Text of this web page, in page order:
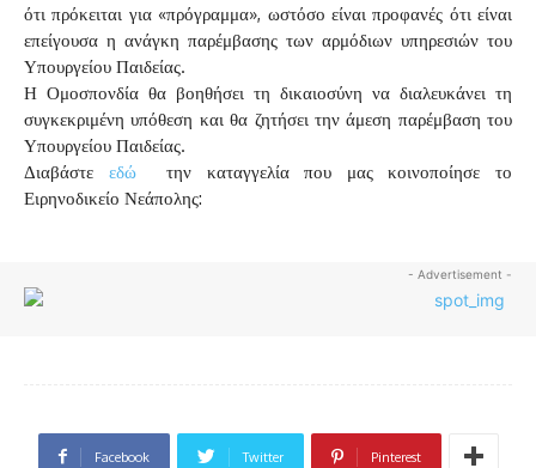
ότι πρόκειται για «πρόγραμμα», ωστόσο είναι προφανές ότι είναι
επείγουσα η ανάγκη παρέμβασης των αρμόδιων υπηρεσιών του
Υπουργείου Παιδείας.
Η Ομοσπονδία θα βοηθήσει τη δικαιοσύνη να διαλευκάνει τη
συγκεκριμένη υπόθεση και θα ζητήσει την άμεση παρέμβαση του
Υπουργείου Παιδείας.
Διαβάστε εδώ την καταγγελία που μας κοινοποίησε το
Ειρηνοδικείο Νεάπολης:
- Advertisement -
Facebook Twitter Pinterest